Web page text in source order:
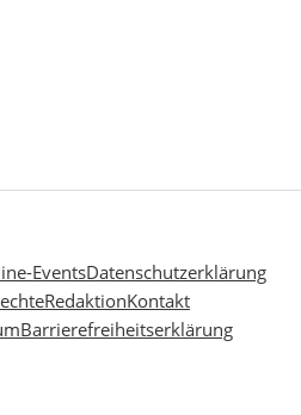
EventsDatenschutzerklärung
RedaktionKontakt
Barrierefreiheitserklärung